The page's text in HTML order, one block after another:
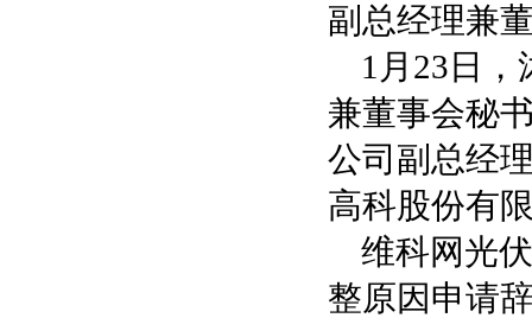
副总经理兼
1月23日
兼董事会秘
公司副总经
高科股份有
维科网光
整原因申请